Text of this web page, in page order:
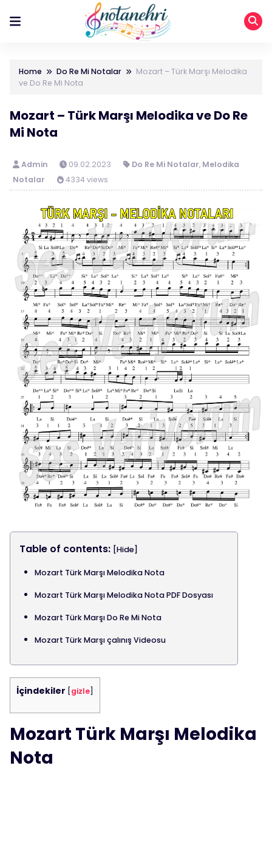
Home Do Re Mi Notalar
Mozart – Türk Marşı Melodika
ve Do Re Mi Nota
Mozart – Türk Marşı Melodika ve Do Re
Mi Nota
Admin 09.02.2023 Do Re Mi Notalar, Melodika
Notalar
4334 views
Table of contents: [Hide]
Mozart Türk Marşı Melodika Nota
Mozart Türk Marşı Melodika Nota PDF Dosyası
Mozart Türk Marşı Do Re Mi Nota
Mozart Türk Marşı çalınış Videosu
İçindekiler gizle
Mozart Türk Marşı Melodika
Nota